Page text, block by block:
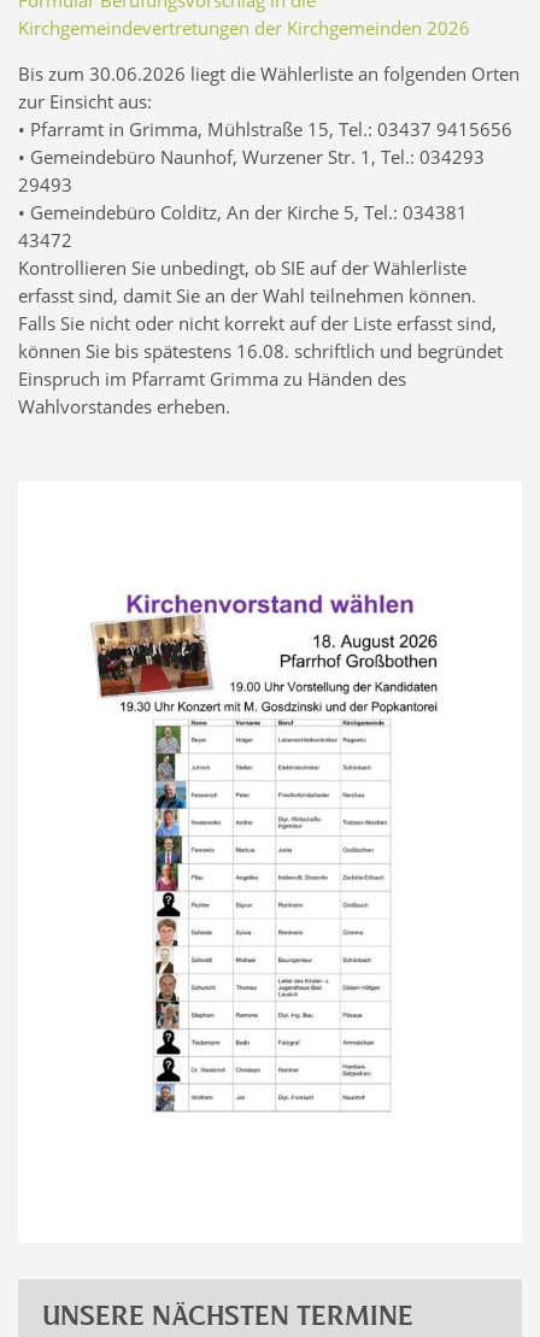
Kirchgemeindevertretungen der Kirchgemeinden 2026
Bis zum 30.06.2026 liegt die Wählerliste an folgenden Orten
zur Einsicht aus:
• Pfarramt in Grimma, Mühlstraße 15, Tel.: 03437 9415656
• Gemeindebüro Naunhof, Wurzener Str. 1, Tel.: 034293
29493
• Gemeindebüro Colditz, An der Kirche 5, Tel.: 034381
43472
Kontrollieren Sie unbedingt, ob SIE auf der Wählerliste
erfasst sind, damit Sie an der Wahl teilnehmen können.
Falls Sie nicht oder nicht korrekt auf der Liste erfasst sind,
können Sie bis spätestens 16.08. schriftlich und begründet
Einspruch im Pfarramt Grimma zu Händen des
Wahlvorstandes erheben.
UNSERE NÄCHSTEN TERMINE